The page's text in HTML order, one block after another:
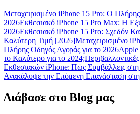
Μεταχειρισμένο iPhone 15 Pro: Ο
2026Εκθεσιακό iPhone 15 Pro Max: Η
2026Εκθεσιακό iPhone 15 Pro: Σχεδόν
Καλύτερη Τιμή [2026]Μεταχειρισμένο
Πλήρης Οδηγός Αγοράς για το 2026Apple
το Καλύτερο για το 2024;
Εκθεσιακών iPhone: Πώς Συμβάλλεις στη
Ανακάλυψε την Επόμενη Επανάσταση
Διάβασε στο Blog μας